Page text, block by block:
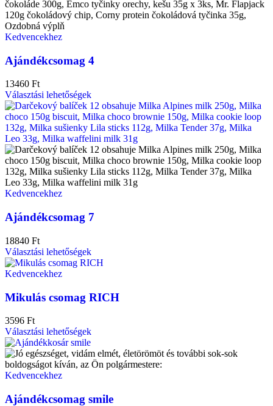
Kedvencekhez
Ajándékcsomag 4
13460 Ft
Választási lehetőségek
Kedvencekhez
Ajándékcsomag 7
18840 Ft
Választási lehetőségek
Kedvencekhez
Mikulás csomag RICH
3596 Ft
Választási lehetőségek
Kedvencekhez
Ajándékcsomag smile